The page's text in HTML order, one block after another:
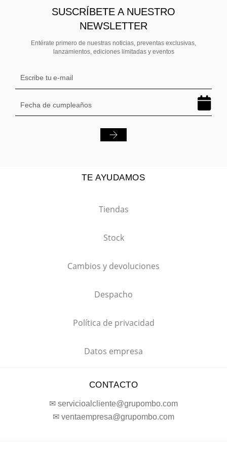
SUSCRÍBETE A NUESTRO
NEWSLETTER
Entérate primero de nuestras noticias, preventas exclusivas,
lanzamientos, ediciones limitadas y eventos
TE AYUDAMOS
Tiendas
Stock
Cambios y devoluciones
Despacho
Política de privacidad
Datos empresa
CONTACTO
✉ servicioalcliente@grupombo.com
✉ ventaempresa@grupombo.com